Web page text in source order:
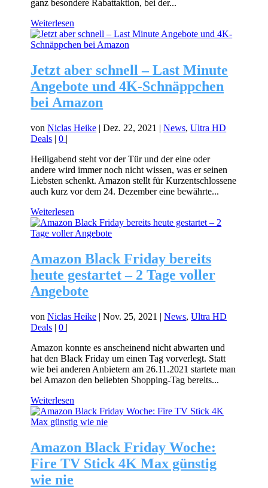
ganz besondere Rabattaktion, bei der...
Weiterlesen
Jetzt aber schnell – Last Minute
Angebote und 4K-Schnäppchen
bei Amazon
vonNiclas Heike |Dez. 22, 2021 |News,Ultra HD
Deals |0 |
Heiligabend steht vor der Tür und der eine oder
andere wird immer noch nicht wissen, was er seinen
Liebsten schenkt. Amazon stellt für Kurzentschlossene
auch kurz vor dem 24. Dezember eine bewährte...
Weiterlesen
Amazon Black Friday bereits
heute gestartet – 2 Tage voller
Angebote
vonNiclas Heike |Nov. 25, 2021 |News,Ultra HD
Deals |0 |
Amazon konnte es anscheinend nicht abwarten und
hat den Black Friday um einen Tag vorverlegt. Statt
wie bei anderen Anbietern am 26.11.2021 startete man
bei Amazon den beliebten Shopping-Tag bereits...
Weiterlesen
Amazon Black Friday Woche:
Fire TV Stick 4K Max günstig
wie nie